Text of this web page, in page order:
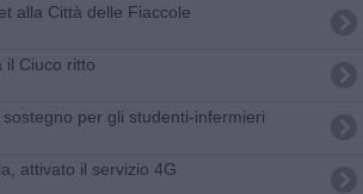
alla Città delle Fiaccole
il Ciuco ritto
sostegno per gli studenti-infermieri
attivato il servizio 4G